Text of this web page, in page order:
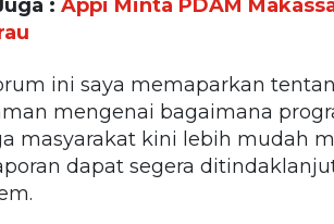
: Appi Minta PDAM
ini saya memaparkan
mengenai bagaimana
masyarakat kini lebih mudah
dapat segera